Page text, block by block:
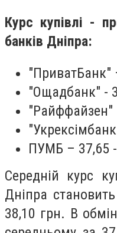
Курс купівлі -
банків Дніпра:
"ПриватБанк"
"Ощадбанк" -
"Райффайзен"
ПУМБ – 37,65
Середній курс
Дніпра
38,10 грн. В